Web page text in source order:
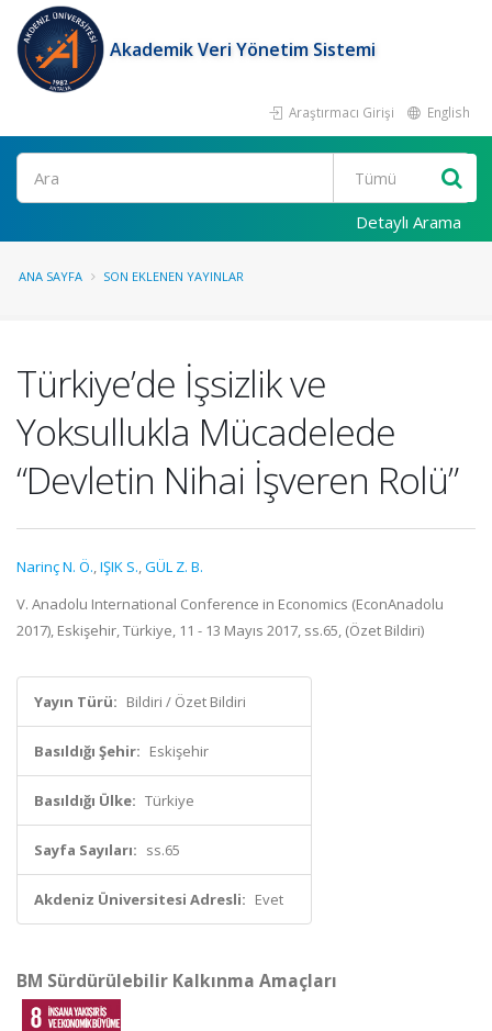
Akademik Veri Yönetim Sistemi
Araştırmacı Girişi English
Ara
Detaylı Arama
ANA SAYFA SON EKLENEN YAYINLAR
Türkiye’de İşsizlik ve
Yoksullukla Mücadelede
“Devletin Nihai İşveren Rolü”
Narinç N. Ö.,IŞIK S.,GÜL Z. B.
V. Anadolu International Conference in Economics (EconAnadolu
2017), Eskişehir, Türkiye, 11 - 13 Mayıs 2017, ss.65, (Özet Bildiri)
Yayın Türü: Bildiri / Özet Bildiri
Basıldığı Şehir: Eskişehir
Basıldığı Ülke: Türkiye
Sayfa Sayıları: ss.65
Akdeniz Üniversitesi Adresli: Evet
BM Sürdürülebilir Kalkınma Amaçları